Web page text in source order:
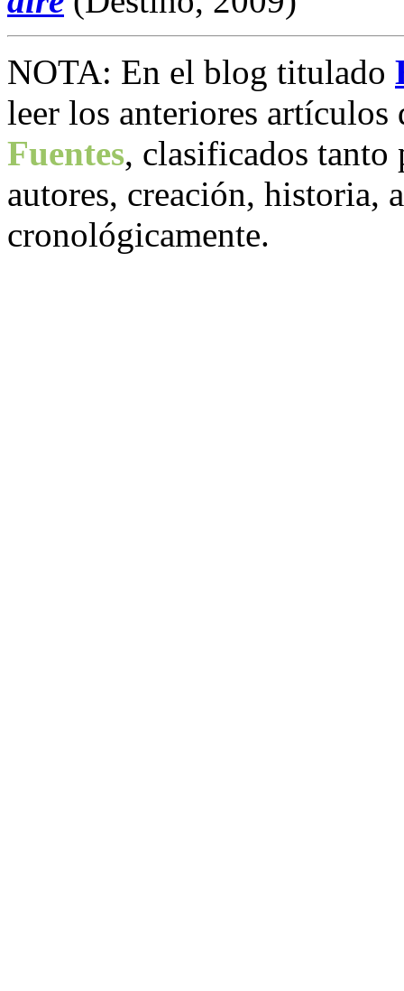
NOTA: En el blog titulado
leer los anteriores artículos
Fuentes, clasificados tanto
autores, creación, historia,
cronológicamente.